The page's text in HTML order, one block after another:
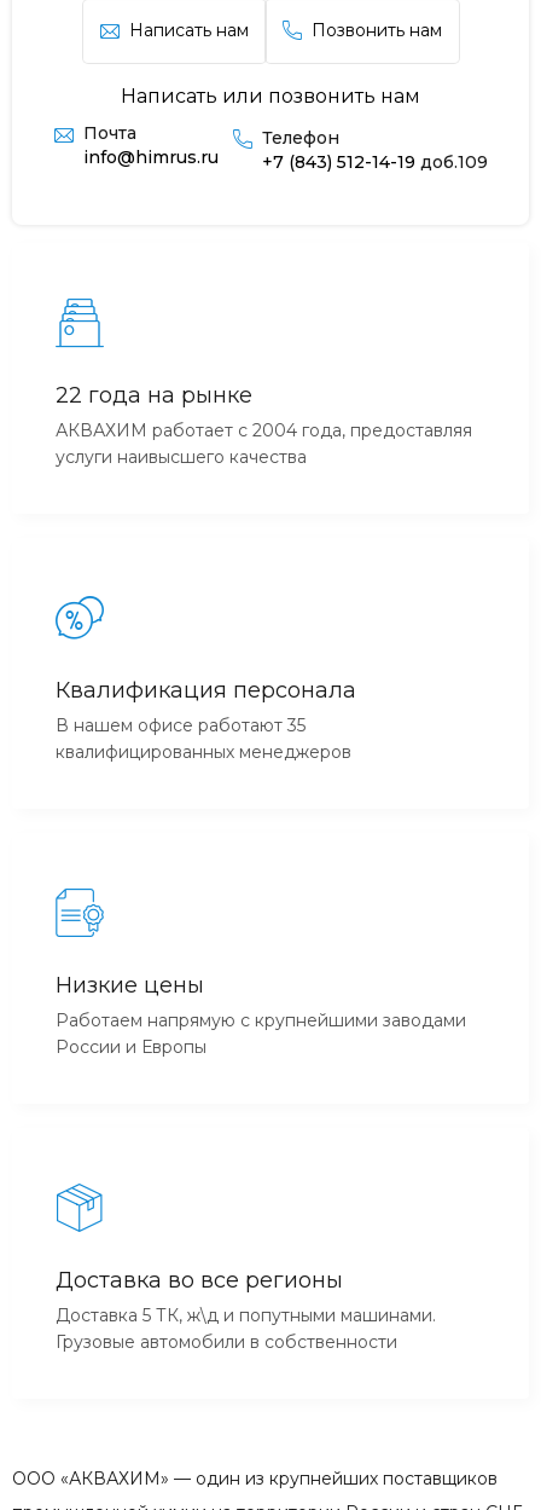
Написать нам Позвонить нам
Написать или позвонить нам
Почта
info@himrus.ru
Телефон
+7 (843) 512-14-19 доб.109
22 года на рынке
АКВАХИМ работает с 2004 года, предоставляя
услуги наивысшего качества
Квалификация персонала
В нашем офисе работают 35
квалифицированных менеджеров
Низкие цены
Работаем напрямую с крупнейшими заводами
России и Европы
Доставка во все регионы
Доставка 5 ТК, ж\д и попутными машинами.
Грузовые автомобили в собственности
ООО «АКВАХИМ» — один из крупнейших поставщиков